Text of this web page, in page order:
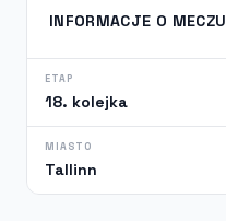
INFORMACJE O MECZU
ETAP
18. kolejka
MIASTO
Tallinn